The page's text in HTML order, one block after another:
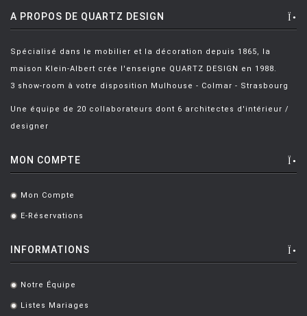
A PROPOS DE QUARTZ DESIGN
Spécialisé dans le mobilier et la décoration depuis 1865, la
maison Klein-Albert crée l'enseigne QUARTZ DESIGN en 1988.
3 show-room à votre disposition Mulhouse - Colmar - Strasbourg
Une équipe de 20 collaborateurs dont 6 architectes d'intérieur /
designer
MON COMPTE
. Mon Compte
. E-Réservations
INFORMATIONS
. Notre Équipe
. Listes Mariages